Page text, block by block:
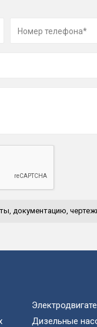
документацию,
Дизельные